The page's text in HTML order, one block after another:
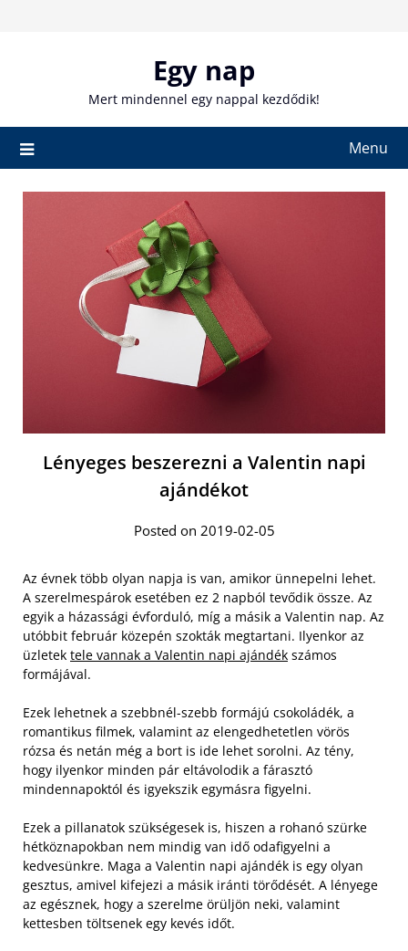
Egy nap
Mert mindennel egy nappal kezdődik!
Menu
Lényeges beszerezni a Valentin napi
ajándékot
Posted on 2019-02-05
Az évnek több olyan napja is van, amikor ünnepelni lehet.
A szerelmespárok esetében ez 2 napból tevődik össze. Az
egyik a házassági évforduló, míg a másik a Valentin nap. Az
utóbbit február közepén szokták megtartani. Ilyenkor az
üzletek tele vannak a Valentin napi ajándék számos
formájával.
Ezek lehetnek a szebbnél-szebb formájú csokoládék, a
romantikus filmek, valamint az elengedhetetlen vörös
rózsa és netán még a bort is ide lehet sorolni. Az tény,
hogy ilyenkor minden pár eltávolodik a fárasztó
mindennapoktól és igyekszik egymásra figyelni.
Ezek a pillanatok szükségesek is, hiszen a rohanó szürke
hétköznapokban nem mindig van idő odafigyelni a
kedvesünkre. Maga a Valentin napi ajándék is egy olyan
gesztus, amivel kifejezi a másik iránti törődését. A lényege
az egésznek, hogy a szerelme örüljön neki, valamint
kettesben töltsenek egy kevés időt.